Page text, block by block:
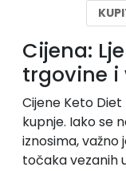
Cijena:
trgovine i
Cijene Keto
kupnje. Iako se
iznosima,
točaka vezanih